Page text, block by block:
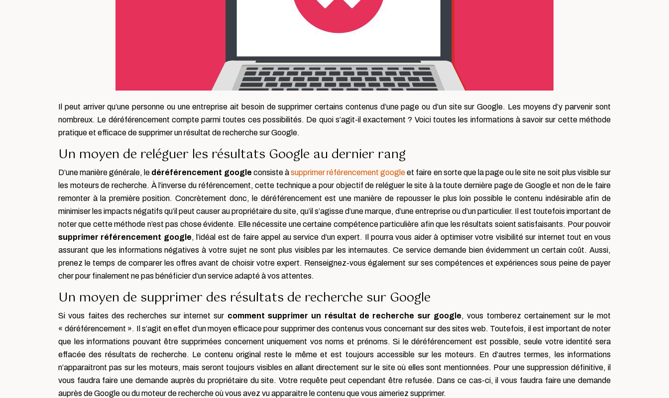
Il peut arriver qu’une personne ou une entreprise ait besoin de supprimer certains contenus d’une page ou d’un site sur Google. Les moyens d’y parvenir sont
nombreux. Le déréférencement compte parmi toutes ces possibilités. De quoi s’agit-il exactement ? Voici toutes les informations à savoir sur cette méthode
pratique et efficace de supprimer un résultat de recherche sur Google.
Un moyen de reléguer les résultats Google au dernier rang
D’une manière générale, le déréférencement google consiste àsupprimer référencement googleet faire en sorte que la page ou le site ne soit plus visible sur
les moteurs de recherche. À l’inverse du référencement, cette technique a pour objectif de reléguer le site à la toute dernière page de Google et non de le faire
remonter à la première position. Concrètement donc, le déréférencement est une manière de repousser le plus loin possible le contenu indésirable afin de
minimiser les impacts négatifs qu’il peut causer au propriétaire du site, qu’il s’agisse d’une marque, d’une entreprise ou d’un particulier. Il est toutefois important de
noter que cette méthode n’est pas chose évidente. Elle nécessite une certaine compétence particulière afin que les résultats soient satisfaisants. Pour pouvoir
supprimer référencement google, l’idéal est de faire appel au service d’un expert. Il pourra vous aider à optimiser votre visibilité sur internet tout en vous
assurant que les informations négatives à votre sujet ne sont plus visibles par les internautes. Ce service demande bien évidemment un certain coût. Aussi,
prenez le temps de comparer les offres avant de choisir votre expert. Renseignez-vous également sur ses compétences et expériences sous peine de payer
cher pour finalement ne pas bénéficier d’un service adapté à vos attentes.
Un moyen de supprimer des résultats de recherche sur Google
Si vous faites des recherches sur internet sur comment supprimer un résultat de recherche sur google, vous tomberez certainement sur le mot
« déréférencement ». Il s’agit en effet d’un moyen efficace pour supprimer des contenus vous concernant sur des sites web. Toutefois, il est important de noter
que les informations pouvant être supprimées concernent uniquement vos noms et prénoms. Si le déréférencement est possible, seule votre identité sera
effacée des résultats de recherche. Le contenu original reste le même et est toujours accessible sur les moteurs. En d’autres termes, les informations
n’apparaitront pas sur les moteurs, mais seront toujours visibles en allant directement sur le site où elles sont mentionnées. Pour une suppression définitive, il
vous faudra faire une demande auprès du propriétaire du site. Votre requête peut cependant être refusée. Dans ce cas-ci, il vous faudra faire une demande
auprès de Google ou du moteur de recherche où vous avez vu apparaitre le contenu que vous aimeriez supprimer.